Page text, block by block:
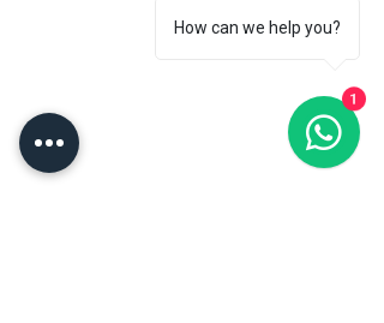
How can we help you?
1